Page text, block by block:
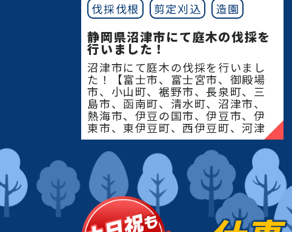
伐採伐根 剪定刈込 造園
静岡県沼津市にて庭木の伐採を
行いました！
沼津市にて庭木の伐採を行いまし
た！【富士市、富士宮市、御殿場
市、小山町、裾野市、長泉町、三
島市、函南町、清水町、沼津市、
熱海市、伊豆の国市、伊豆市、伊
東市、東伊豆町、西伊豆町、河津
町、松崎町、下田市、